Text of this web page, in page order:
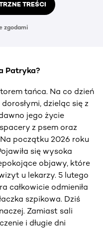
TREŚCI
zgodami
Patryka?
tańca. Na co dzień
dzieląc się z
jego życie
z psem oraz
początku 2026 roku
się wysoka
objawy, które
u lekarzy. 5 lutego
całkowicie odmieniła
szpikowa. Dziś
Zamiast sali
i długie dni